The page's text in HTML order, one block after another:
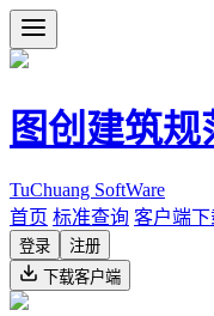
图创建筑规
TuChuang SoftWare
首页 标准查询 客户端下
登录
注册
下载客户端